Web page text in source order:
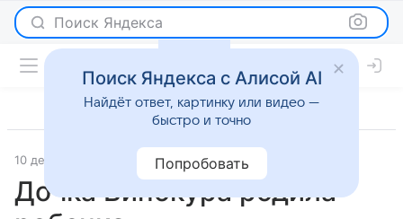
Поиск Яндекса
10 декабря 2015 Светская жизнь
Дочка Винокура родила
Поиск Яндекса с Алисой AI
Найдёт ответ, картинку или видео —
быстро и точно
Попробовать